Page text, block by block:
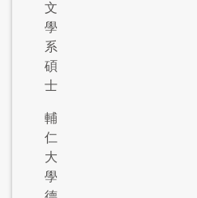
文
學
系
碩
士
輔
仁
大
學